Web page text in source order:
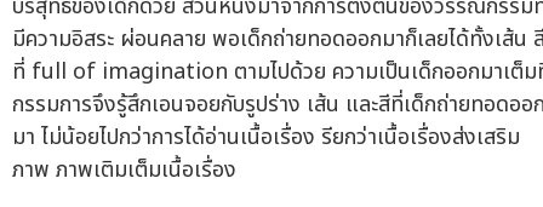
บริสุทธิ์ของเด็กด้วย ส่วนหนึ่งมาจากการตั้งต้นของวรรณกรรม
มีความอิสระ ผ่อนคลาย พอเด็กถ่ายทอดออกมาก็เลยได้ทั้งเส้น
ที่ full of imagination ตามไปด้วย ความเป็นเด็กออกมาเต็
กรรมการจึงรู้สึกเอนจอยกับรูปร่าง เส้น และสีที่เด็กถ่ายทอดออ
มา ไม่น้อยไปกว่าการได้อ่านเนื้อเรื่อง รียกว่าเนื้อเรื่องส่งเสริม
ภาพ ภาพเติมเต็มเนื้อเรื่อง